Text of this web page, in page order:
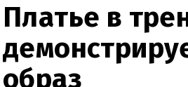
Платье в
образ